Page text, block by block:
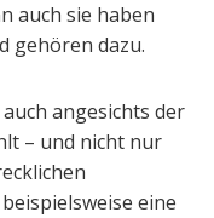
auch sie haben
gehören dazu.
angesichts der
– und nicht nur
eine